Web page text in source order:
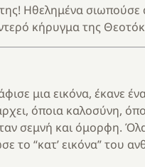
Ηθελημένα
κήρυγμα της
μια εικόνα, έκανε
όποια καλοσύνη,
σεμνή και όμορφη.
“κατ’ εικόνα” του